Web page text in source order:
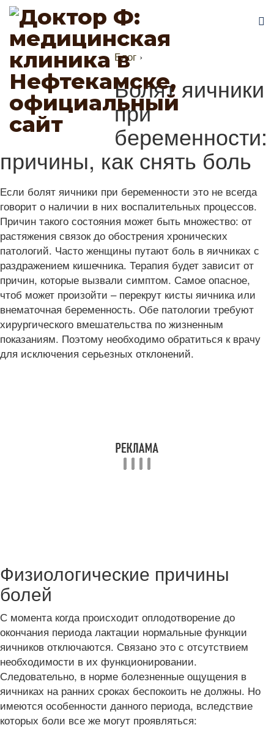
Блог ›
Болят яичники
при
беременности:
причины, как снять боль
Если болят яичники при беременности это не всегда
говорит о наличии в них воспалительных процессов.
Причин такого состояния может быть множество: от
растяжения связок до обострения хронических
патологий. Часто женщины путают боль в яичниках с
раздражением кишечника. Терапия будет зависит от
причин, которые вызвали симптом. Самое опасное,
чтоб может произойти – перекрут кисты яичника или
внематочная беременность. Обе патологии требуют
хирургического вмешательства по жизненным
показаниям. Поэтому необходимо обратиться к врачу
для исключения серьезных отклонений.
Физиологические причины
болей
С момента когда происходит оплодотворение до
окончания периода лактации нормальные функции
яичников отключаются. Связано это с отсутствием
необходимости в их функционировании.
Следовательно, в норме болезненные ощущения в
яичниках на ранних сроках беспокоить не должны. Но
имеются особенности данного периода, вследствие
которых боли все же могут проявляться: